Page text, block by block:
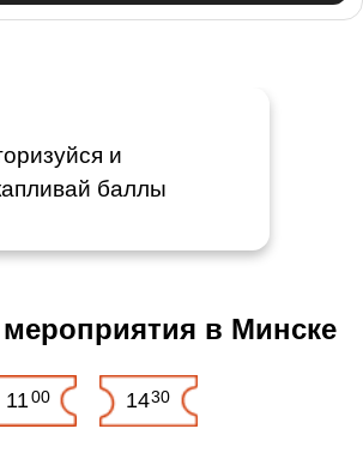
и
баллы
в Минске
1100 1430